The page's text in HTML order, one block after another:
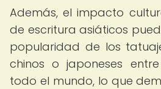
Además, el impacto
de escritura asiáticos
popularidad de los
chinos o japoneses
todo el mundo, lo que